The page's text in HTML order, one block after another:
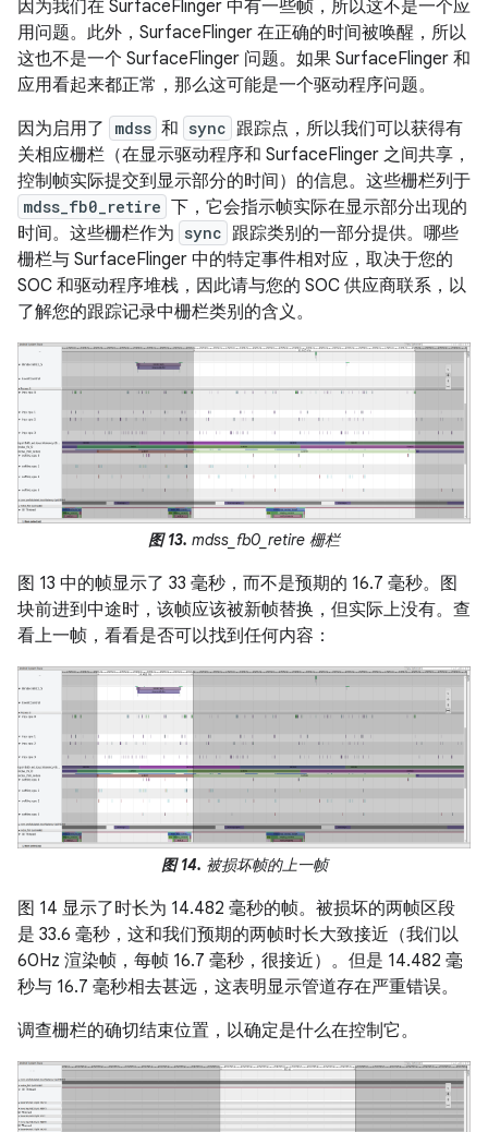
因为我们在 SurfaceFlinger 中有一些帧，所以这不是一个应
用问题。此外，SurfaceFlinger 在正确的时间被唤醒，所以
这也不是一个 SurfaceFlinger 问题。如果 SurfaceFlinger 和
应用看起来都正常，那么这可能是一个驱动程序问题。
因为启用了
mdss 和 sync 跟踪点，所以我们可以获得有
关相应栅栏（在显示驱动程序和 SurfaceFlinger 之间共享，
控制帧实际提交到显示部分的时间）的信息。这些栅栏列于
mdss_fb0_retire 下，它会指示帧实际在显示部分出现的
时间。这些栅栏作为 sync 跟踪类别的一部分提供。哪些
栅栏与 SurfaceFlinger 中的特定事件相对应，取决于您的
SOC 和驱动程序堆栈，因此请与您的 SOC 供应商联系，以
了解您的跟踪记录中栅栏类别的含义。
图 13. mdss_fb0_retire 栅栏
图 13 中的帧显示了 33 毫秒，而不是预期的 16.7 毫秒。图
块前进到中途时，该帧应该被新帧替换，但实际上没有。查
看上一帧，看看是否可以找到任何内容：
图 14. 被损坏帧的上一帧
图 14 显示了时长为 14.482 毫秒的帧。被损坏的两帧区段
是 33.6 毫秒，这和我们预期的两帧时长大致接近（我们以
60Hz 渲染帧，每帧 16.7 毫秒，很接近）。但是 14.482 毫
秒与 16.7 毫秒相去甚远，这表明显示管道存在严重错误。
调查栅栏的确切结束位置，以确定是什么在控制它。